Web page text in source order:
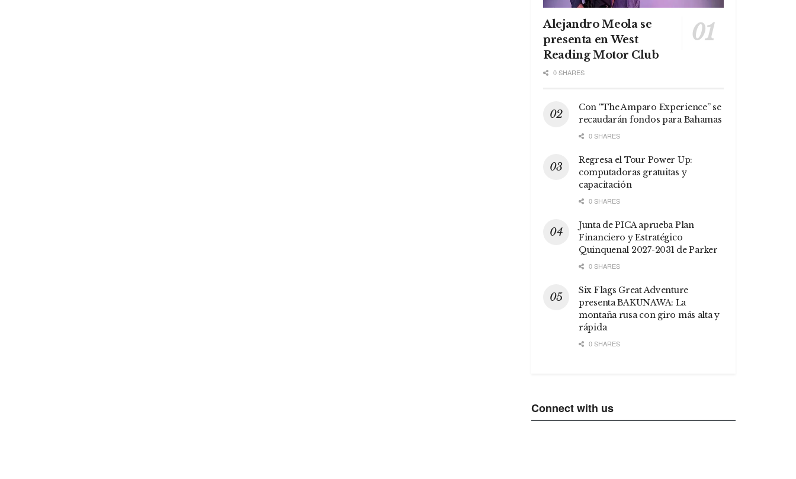
Alejandro Meola se
presenta en West
Reading Motor Club
0 SHARES
Con “The Amparo Experience” se
recaudarán fondos para Bahamas
0 SHARES
Regresa el Tour Power Up:
computadoras gratuitas y
capacitación
0 SHARES
Junta de PICA aprueba Plan
Financiero y Estratégico
Quinquenal 2027-2031 de Parker
0 SHARES
Six Flags Great Adventure
presenta BAKUNAWA: La
montaña rusa con giro más alta y
rápida
0 SHARES
Connect with us